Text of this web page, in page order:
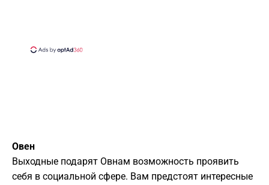
Овен
Выходные подарят Овнам возможность проявить
себя в социальной сфере. Вам предстоят интересные